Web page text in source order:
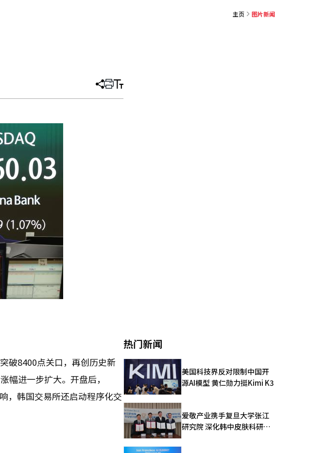
主页 图片新闻
分
文
打 调
大
破8400点关口，再创历史新
幅进一步扩大。开盘后，
，韩国交易所还启动程序化交
热门新闻
美国科技界反对限制中国开
源AI模型 黄仁勋力挺Kimi K3
爱敬产业携手复旦大学张江
研究院 深化韩中皮肤科研合